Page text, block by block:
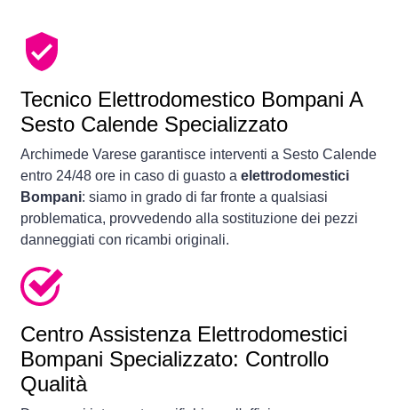
Tecnico Elettrodomestico Bompani A
Sesto Calende Specializzato
Archimede Varese garantisce interventi a Sesto Calende
entro 24/48 ore in caso di guasto a elettrodomestici
Bompani: siamo in grado di far fronte a qualsiasi
problematica, provvedendo alla sostituzione dei pezzi
danneggiati con ricambi originali.
Centro Assistenza Elettrodomestici
Bompani Specializzato: Controllo
Qualità